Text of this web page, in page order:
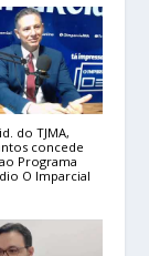
do TJMA,
concede
Programa
O Imparcial